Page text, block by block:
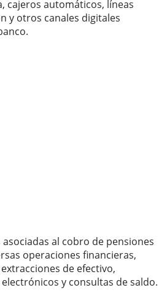
cajeros automáticos, líneas
y otros canales digitales
al cobro de pensiones
operaciones financieras,
de efectivo,
y consultas de saldo.